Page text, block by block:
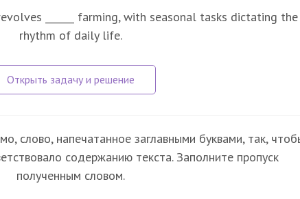
______ farming, with seasonal tasks dictating the
rhythm of daily life.
слово, напечатанное заглавными буквами, так,
содержанию текста. Заполните пропуск
полученным словом.